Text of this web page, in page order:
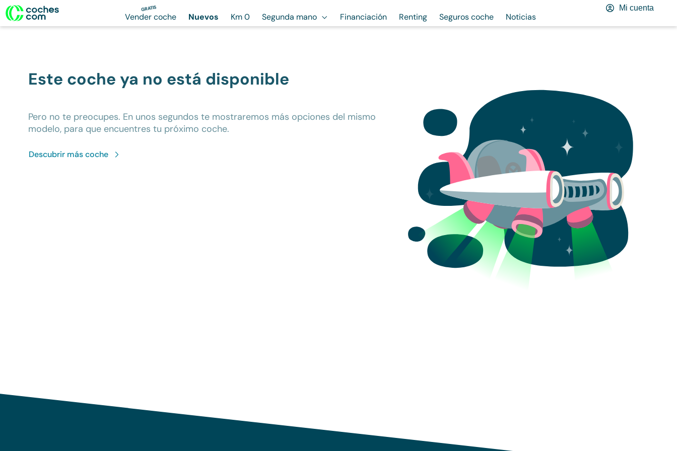
GRATIS
Vender coche Nuevos Km 0 Segunda mano Financiación Renting Seguros coche Noticias
Mi cuenta
Este coche ya no está disponible
Pero no te preocupes. En unos segundos te mostraremos más opciones del mismo
modelo, para que encuentres tu próximo coche.
Descubrir máscoche